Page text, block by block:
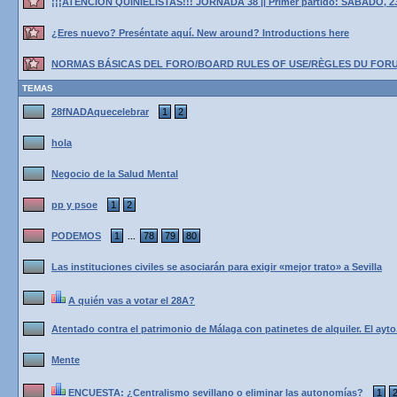
¿Eres nuevo? Preséntate aquí. New around? Introductions here
NORMAS BÁSICAS DEL FORO/BOARD RULES OF USE/RÈGLES DU
TEMAS
28fNADAquecelebrar 1 2
hola
Negocio de la Salud Mental
pp y psoe 1 2
PODEMOS 1 78 79 80
Las instituciones civiles se asociarán para exigir «mejor trato» a Sevilla
A quién vas a votar el 28A?
Atentado contra el patrimonio de Málaga con patinetes de alquiler. El
Mente
ENCUESTA: ¿Centralismo sevillano o eliminar las autonomías? 1 2